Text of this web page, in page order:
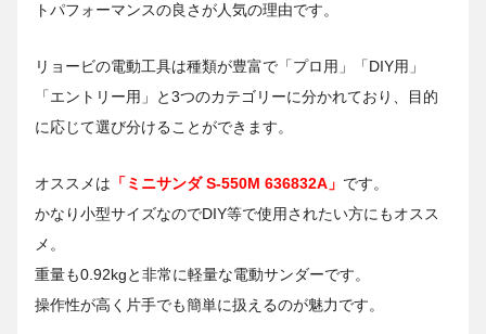
トパフォーマンスの良さが人気の理由です。
リョービの電動工具は種類が豊富で「プロ用」「DIY用」
「エントリー用」と3つのカテゴリーに分かれており、目的
に応じて選び分けることができます。
オススメは 「ミニサンダ S-550M 636832A」 です。
かなり小型サイズなのでDIY等で使用されたい方にもオスス
メ。
重量も0.92kgと非常に軽量な電動サンダーです。
操作性が高く片手でも簡単に扱えるのが魅力です。